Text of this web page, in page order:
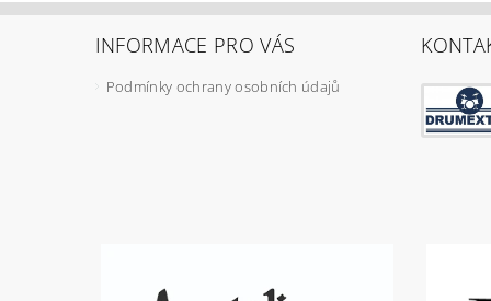
INFORMACE PRO VÁS
Podmínky ochrany osobních údajů